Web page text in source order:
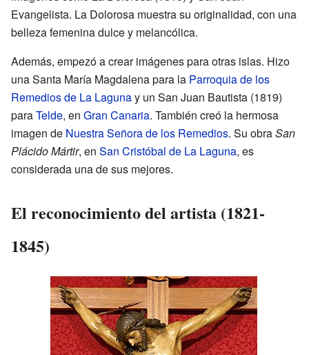
Evangelista. La Dolorosa muestra su originalidad, con una
belleza femenina dulce y melancólica.
Además, empezó a crear imágenes para otras islas. Hizo
una Santa María Magdalena para la Parroquia de los
Remedios de La Lagunay un San Juan Bautista (1819)
paraTelde, en Gran Canaria. También creó la hermosa
imagen de Nuestra Señora de los Remedios. Su obraSan
Plácido Mártir, en San Cristóbal de La Laguna, es
considerada una de sus mejores.
El reconocimiento del artista (1821-
1845)